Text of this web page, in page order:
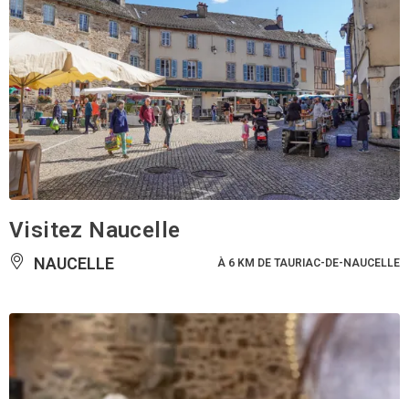
Visitez Naucelle
NAUCELLE À 6 KM DE TAURIAC-DE-NAUCELLE